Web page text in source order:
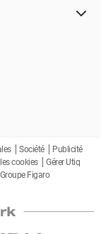
Société
Publicité
cookies
Gérer Utiq
Groupe Figaro